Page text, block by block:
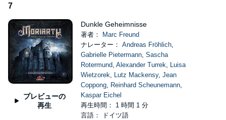
7
プレビューの
再生
Dunkle Geheimnisse
著者：
Marc Freund
ナレーター： Andreas Fröhlich,
Gabrielle Pietermann, Sascha
Rotermund, Alexander Turrek, Luisa
Wietzorek, Lutz Mackensy, Jean
Coppong, Reinhard Scheunemann,
Kaspar Eichel
再生時間： 1 時間 1 分
言語： ドイツ語